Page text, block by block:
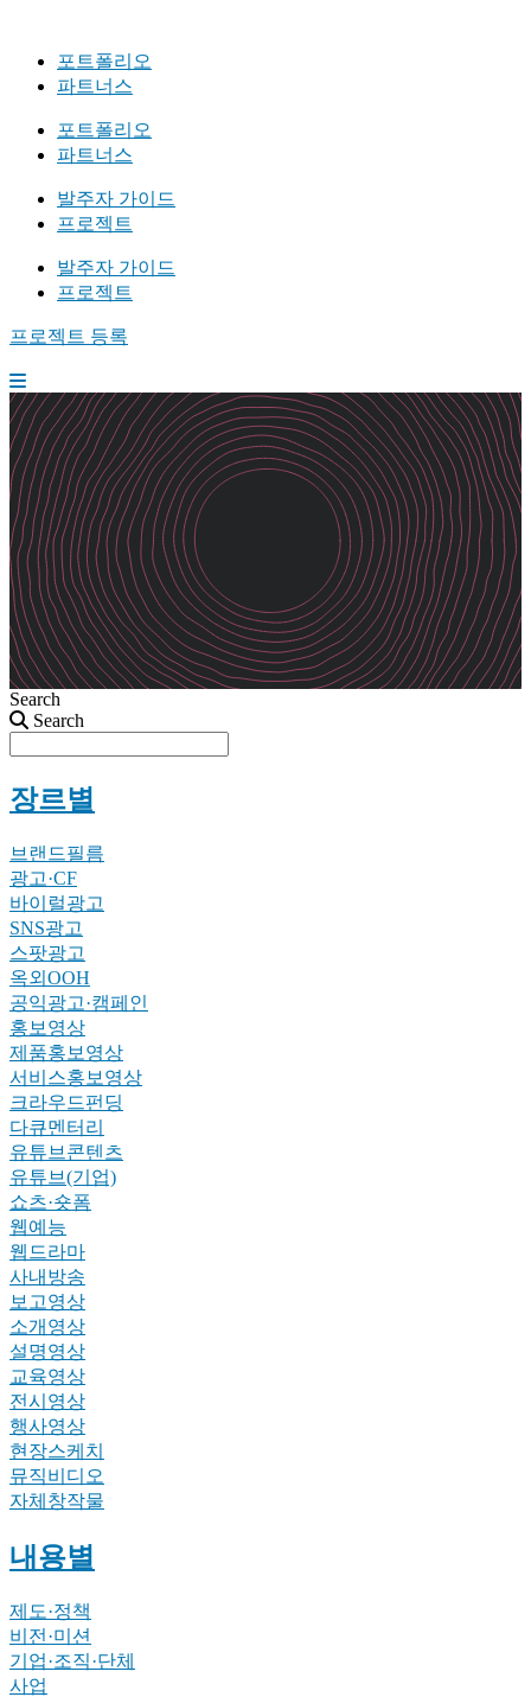
포트폴리오
파트너스
포트폴리오
파트너스
발주자 가이드
프로젝트
발주자 가이드
프로젝트
프로젝트 등록
Search
Search
장르별
브랜드필름
광고·CF
바이럴광고
SNS광고
스팟광고
옥외OOH
공익광고·캠페인
홍보영상
제품홍보영상
서비스홍보영상
크라우드펀딩
다큐멘터리
유튜브콘텐츠
유튜브(기업)
쇼츠·숏폼
웹예능
웹드라마
사내방송
보고영상
소개영상
설명영상
교육영상
전시영상
행사영상
현장스케치
뮤직비디오
자체창작물
내용별
제도·정책
비전·미션
기업·조직·단체
사업